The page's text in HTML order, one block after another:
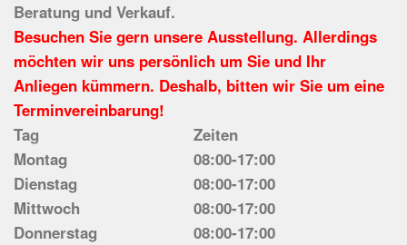
Beratung und Verkauf.
Besuchen Sie gern unsere Ausstellung. Allerdings
möchten wir uns persönlich um Sie und Ihr
Anliegen kümmern. Deshalb, bitten wir Sie um eine
Terminvereinbarung!
Tag
Zeiten
Montag
08:00-17:00
Dienstag
08:00-17:00
Mittwoch
08:00-17:00
Donnerstag
08:00-17:00